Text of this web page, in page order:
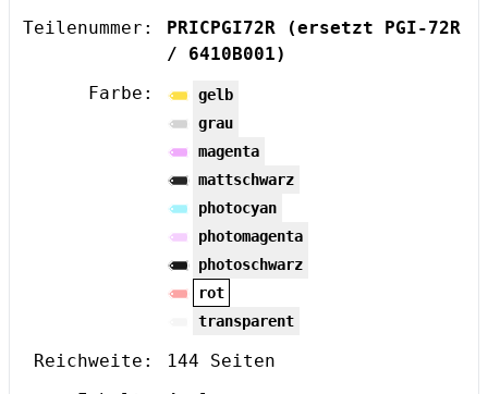
Teilenummer:
PRICPGI72R
(ersetzt PGI-72R
/ 6410B001)
Farbe:
gelb
grau
magenta
mattschwarz
photocyan
photomagenta
photoschwarz
rot
transparent
Reichweite:
144 Seiten